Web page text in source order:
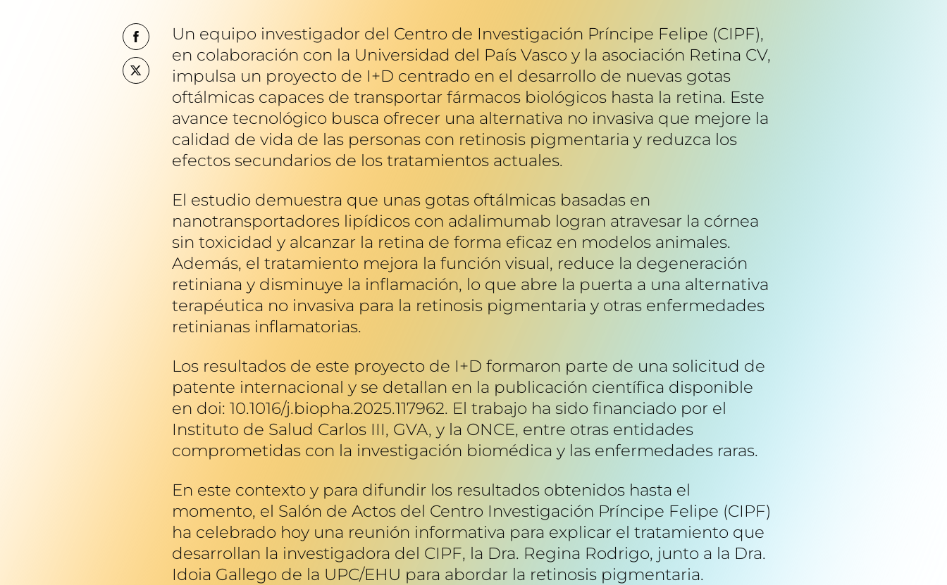
Un equipo investigador del Centro de Investigación Príncipe Felipe (CIPF),
en colaboración con la Universidad del País Vasco y la asociación Retina CV,
impulsa un proyecto de I+D centrado en el desarrollo de nuevas gotas
oftálmicas capaces de transportar fármacos biológicos hasta la retina. Este
avance tecnológico busca ofrecer una alternativa no invasiva que mejore la
calidad de vida de las personas con retinosis pigmentaria y reduzca los
efectos secundarios de los tratamientos actuales.
El estudio demuestra que unas gotas oftálmicas basadas en
nanotransportadores lipídicos con adalimumab logran atravesar la córnea
sin toxicidad y alcanzar la retina de forma eficaz en modelos animales.
Además, el tratamiento mejora la función visual, reduce la degeneración
retiniana y disminuye la inflamación, lo que abre la puerta a una alternativa
terapéutica no invasiva para la retinosis pigmentaria y otras enfermedades
retinianas inflamatorias.
Los resultados de este proyecto de I+D formaron parte de una solicitud de
patente internacional y se detallan en la publicación científica disponible
en doi: 10.1016/j.biopha.2025.117962. El trabajo ha sido financiado por el
Instituto de Salud Carlos III, GVA, y la ONCE, entre otras entidades
comprometidas con la investigación biomédica y las enfermedades raras.
En este contexto y para difundir los resultados obtenidos hasta el
momento, el Salón de Actos del Centro Investigación Príncipe Felipe (CIPF)
ha celebrado hoy una reunión informativa para explicar el tratamiento que
desarrollan la investigadora del CIPF, la Dra. Regina Rodrigo, junto a la Dra.
Idoia Gallego de la UPC/EHU para abordar la retinosis pigmentaria.